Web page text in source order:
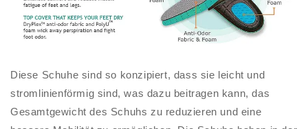
Diese Schuhe sind so konzipiert, dass sie leicht und
stromlinienförmig sind, was dazu beitragen kann, das
Gesamtgewicht des Schuhs zu reduzieren und eine